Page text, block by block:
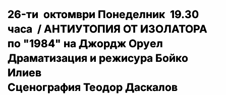
26-ти октомври Понеделник 19.30
часа / АНТИУТОПИЯ ОТ ИЗОЛАТОРА
по "1984" на Джордж Оруел
Драматизация и режисура Бойко
Илиев
Сценография Теодор Даскалов